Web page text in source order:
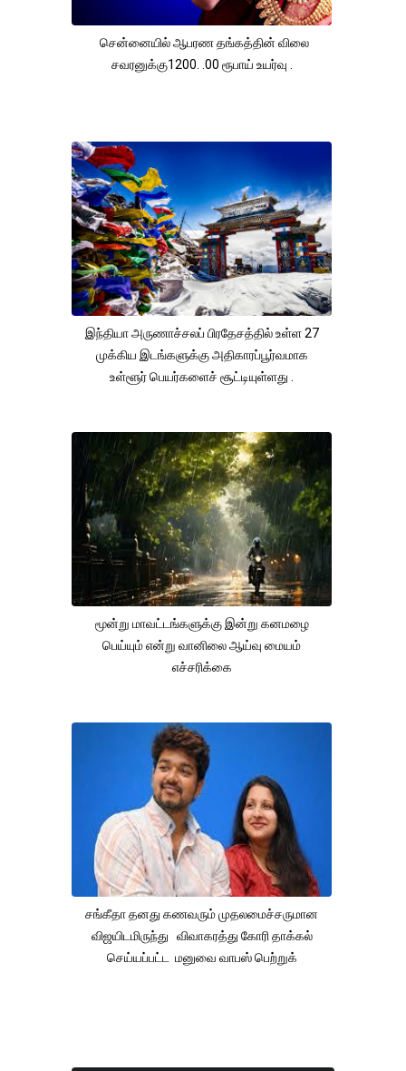
சென்னையில் ஆபரண தங்கத்தின் விலை
சவரனுக்கு1200. .00 ரூபாய் உயர்வு .
இந்தியா அருணாச்சலப் பிரதேசத்தில் உள்ள 27
முக்கிய இடங்களுக்கு அதிகாரப்பூர்வமாக
உள்ளூர் பெயர்களைச் சூட்டியுள்ளது .
மூன்று மாவட்டங்களுக்கு இன்று கனமழை
பெய்யும் என்று வானிலை ஆய்வு மையம்
எச்சரிக்கை
சங்கீதா தனது கணவரும் முதலமைச்சருமான
விஜயிடமிருந்து விவாகரத்து கோரி தாக்கல்
செய்யப்பட்ட மனுவை வாபஸ் பெற்றுக்